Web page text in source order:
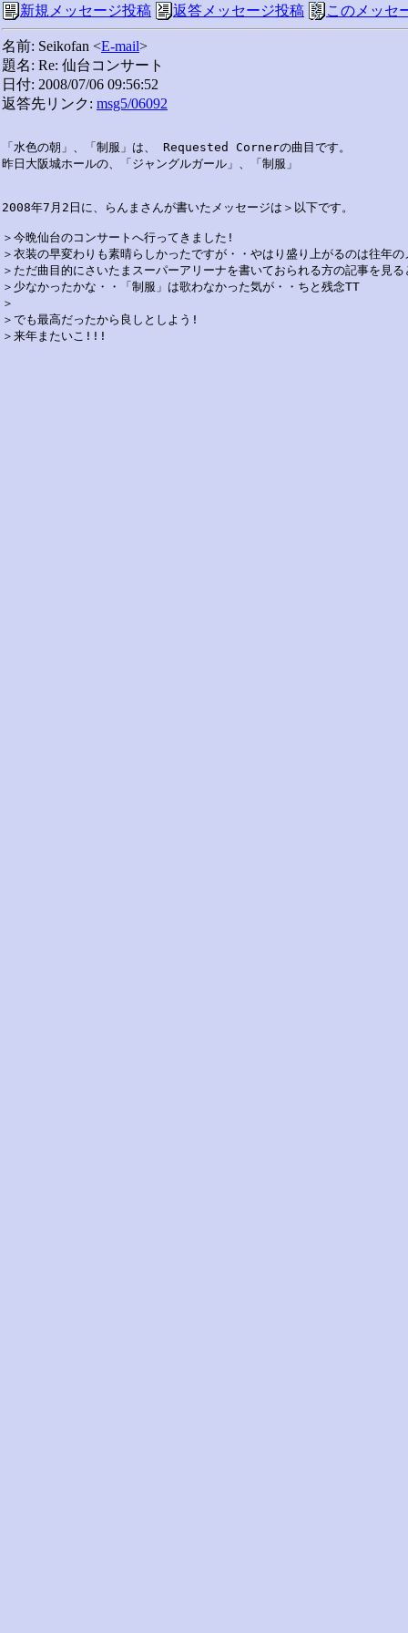
新規メッセージ投稿 返答メッセージ投稿 このメッセ
名前: Seikofan <E-mail>
題名: Re: 仙台コンサート
日付: 2008/07/06 09:56:52
返答先リンク: msg5/06092
「水色の朝」、「制服」は、 Requested Cornerの曲目です。
昨日大阪城ホールの、「ジャングルガール」、「制服」
2008年7月2日に、らんまさんが書いたメッセージは＞以下です。
＞今晩仙台のコンサートへ行ってきました!
＞衣装の早変わりも素晴らしかったですが・・やはり盛り上がるのは往年
＞ただ曲目的にさいたまスーパーアリーナを書いておられる方の記事を見
＞少なかったかな・・「制服」は歌わなかった気が・・ちと残念TT
＞
＞でも最高だったから良しとしよう!